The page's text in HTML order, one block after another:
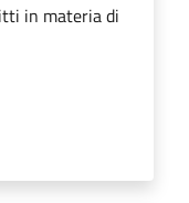
in materia di